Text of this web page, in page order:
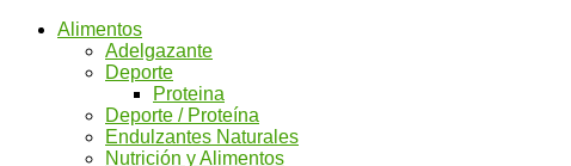
Alimentos
Adelgazante
Deporte
Proteina
Deporte / Proteína
Endulzantes Naturales
Nutrición y Alimentos